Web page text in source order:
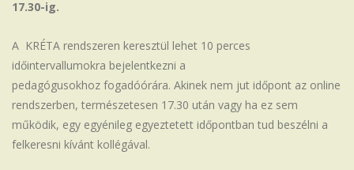
Iskola
17.30-ig.
A KRÉTA rendszeren keresztül lehet 10 perces
időintervallumokra bejelentkezni a
pedagógusokhoz fogadóórára. Akinek nem jut időpont az online
rendszerben, természetesen 17.30 után vagy ha ez sem
működik, egy egyénileg egyeztetett időpontban tud beszélni a
felkeresni kívánt kollégával.